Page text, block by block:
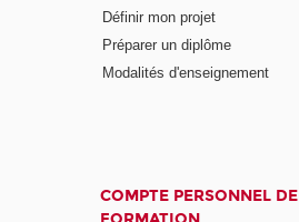
Définir mon projet
Préparer un diplôme
Modalités d'enseignement
COMPTE PERSONNEL DE